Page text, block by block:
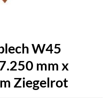
W45
mm x
Ziegelrot